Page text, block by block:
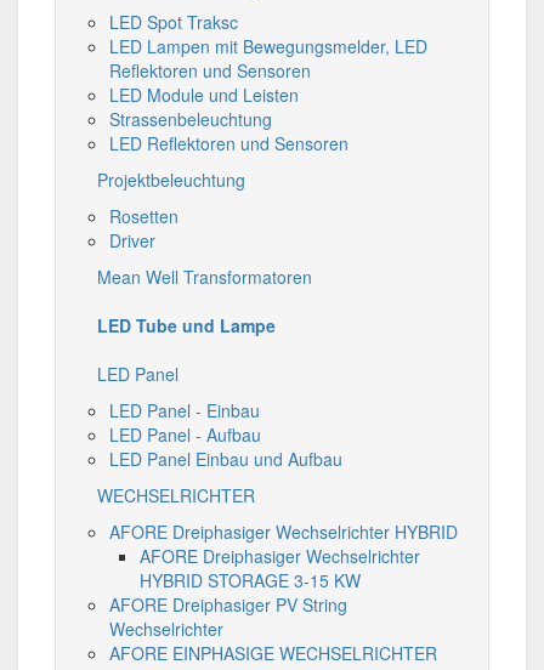
LED Spot Traksc
LED Lampen mit Bewegungsmelder, LED
Reflektoren und Sensoren
LED Module und Leisten
Strassenbeleuchtung
LED Reflektoren und Sensoren
Projektbeleuchtung
Rosetten
Driver
Mean Well Transformatoren
LED Tube und Lampe
LED Panel
LED Panel - Einbau
LED Panel - Aufbau
LED Panel Einbau und Aufbau
WECHSELRICHTER
AFORE Dreiphasiger Wechselrichter HYBRID
AFORE Dreiphasiger Wechselrichter
HYBRID STORAGE 3-15 KW
AFORE Dreiphasiger PV String
Wechselrichter
AFORE EINPHASIGE WECHSELRICHTER